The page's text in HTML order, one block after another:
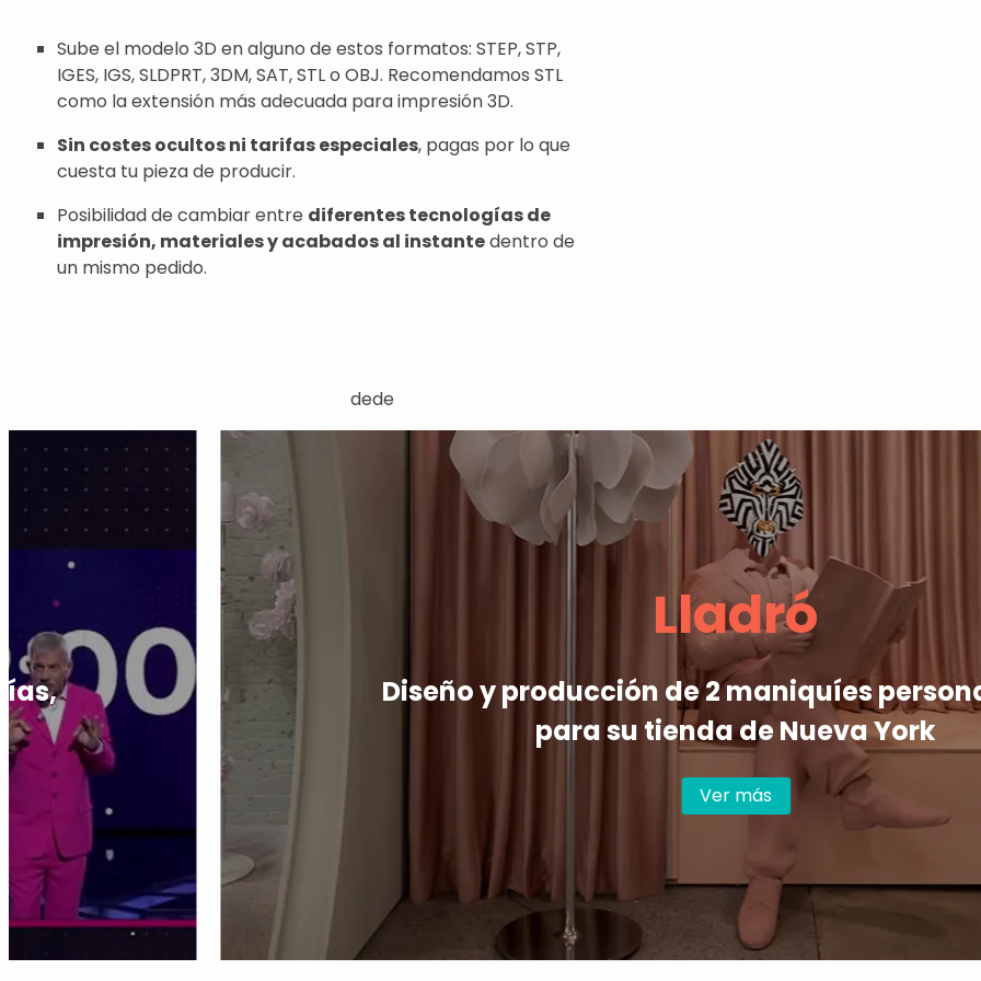
Sube el modelo 3D en alguno de estos formatos: STEP, STP,
IGES, IGS, SLDPRT, 3DM, SAT, STL o OBJ. Recomendamos STL
como la extensión más adecuada para impresión 3D.
Sin costes ocultos ni tarifas especiales, pagas por lo que
cuesta tu pieza de producir.
Posibilidad de cambiar entre diferentes tecnologías de
impresión, materiales y acabados al instantedentro de
un mismo pedido.
dede
Lladró
Diseño y producción de 2 maniquíes
para su tienda de Nueva York
Ver más